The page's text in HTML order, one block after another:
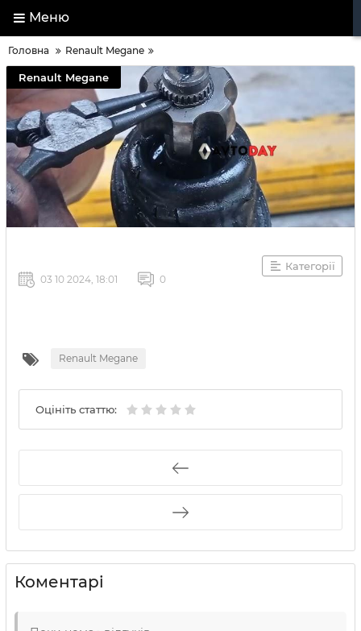
Меню
Головна Renault Megane
Renault Megane
Категорії
03 10 2024, 18:01 0
Renault Megane
Оцініть статтю:
Коментарі